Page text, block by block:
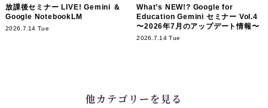
放課後セミナー LIVE! Gemini ＆
Google NotebookLM
2026.7.14 Tue
What’s NEW!? Google for
Education Gemini セミナー Vol.4
〜2026年7月のアップデート情報〜
2026.7.14 Tue
他カテゴリーを見る